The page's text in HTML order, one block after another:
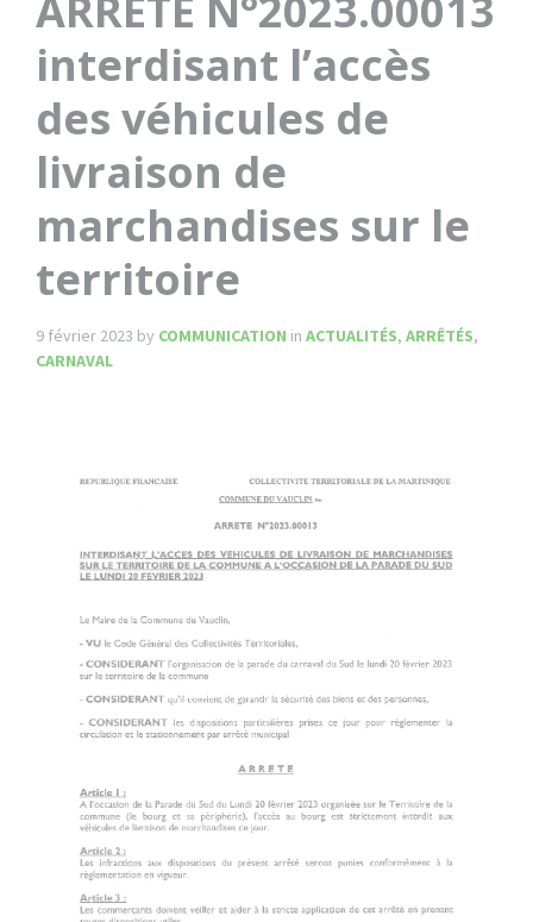
interdisant l’accès
des véhicules de
livraison de
marchandises sur le
territoire
9 février 2023 by COMMUNICATION in ACTUALITÉS, ARRÊTÉS,
CARNAVAL